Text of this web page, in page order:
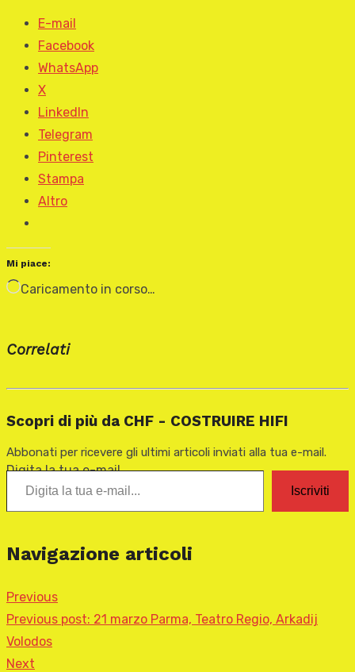
E-mail
Facebook
WhatsApp
X
LinkedIn
Telegram
Pinterest
Stampa
Altro
Mi piace:
Caricamento in corso…
Correlati
Scopri di più da CHF - COSTRUIRE HIFI
Abbonati per ricevere gli ultimi articoli inviati alla tua e-mail.
Digita la tua e-mail...
Iscriviti
Navigazione articoli
Previous
Previous post: 21 marzo Parma, Teatro Regio, Arkadij
Volodos
Next